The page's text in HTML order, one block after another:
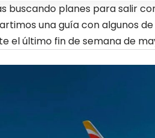
buscando planes para salir
una guía con algunos
el último fin de semana de